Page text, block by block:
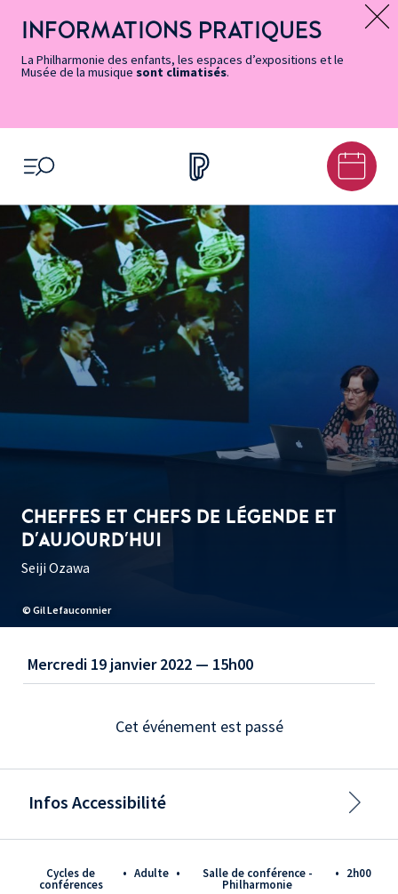
page
Accessibilité
accès
rapides
principal
contenu
principal
page
Message d’information
INFORMATIONS PRATIQUES
La Philharmonie des enfants, les espaces d’expositions et le
Musée de la musique sont climatisés.
OUVRIR LE MENU
© Gil Lefauconnier
CHEFFES ET CHEFS DE LÉGENDE ET
D'AUJOURD'HUI
Seiji Ozawa
Cycles de
conférences
• adulte • Salle de conférence -
Philharmonie
• 2h00
Mercredi 19 janvier 2022 — 15h00
Cet événement est passé
Infos Accessibilité